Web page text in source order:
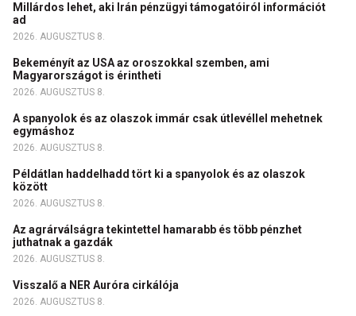
Millárdos lehet, aki Irán pénzügyi támogatóiról információt
ad
2026. AUGUSZTUS 8.
Bekeményít az USA az oroszokkal szemben, ami
Magyarországot is érintheti
2026. AUGUSZTUS 8.
A spanyolok és az olaszok immár csak útlevéllel mehetnek
egymáshoz
2026. AUGUSZTUS 8.
Példátlan haddelhadd tört ki a spanyolok és az olaszok
között
2026. AUGUSZTUS 8.
Az agrárválságra tekintettel hamarabb és több pénzhet
juthatnak a gazdák
2026. AUGUSZTUS 8.
Visszalő a NER Auróra cirkálója
2026. AUGUSZTUS 8.